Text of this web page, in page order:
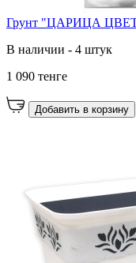
Грунт "ЦАРИЦА
В наличии - 4 штук
1 090 тенге
Добавить в корзину